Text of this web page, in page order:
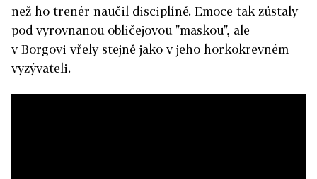
než ho trenér naučil disciplíně. Emoce tak zůstaly
pod vyrovnanou obličejovou "maskou", ale
v Borgovi vřely stejně jako v jeho horkokrevném
vyzývateli.